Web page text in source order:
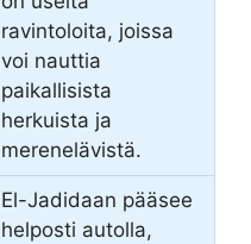
ravintoloita, joissa
voi nauttia
paikallisista
herkuista ja
merenelävistä.
El-Jadidaan pääsee
helposti autolla,